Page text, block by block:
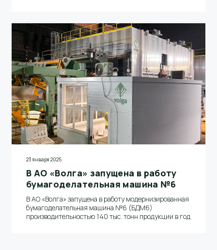
23 января 2025
В АО «Волга» запущена в работу
бумагоделательная машина №6
В АО «Волга» запущена в работу модернизированная
бумагоделательная машина №6 (БДМ6)
производительностью 140 тыс. тонн продукции в год